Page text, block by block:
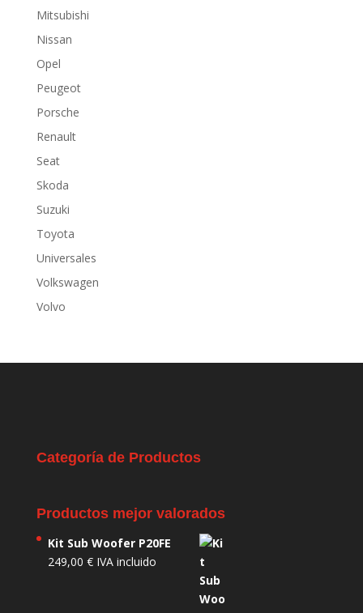
Mitsubishi
Nissan
Opel
Peugeot
Porsche
Renault
Seat
Skoda
Suzuki
Toyota
Universales
Volkswagen
Volvo
Categoría de Productos
Productos mejor valorados
Kit Sub Woofer P20FE
249,00 € IVA incluido